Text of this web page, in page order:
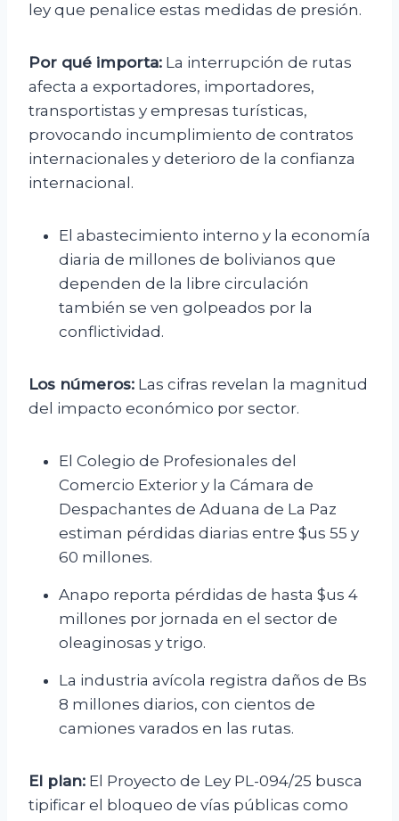
ley que penalice estas medidas de presión.
Por qué importa: La interrupción de rutas
afecta a exportadores, importadores,
transportistas y empresas turísticas,
provocando incumplimiento de contratos
internacionales y deterioro de la confianza
internacional.
El abastecimiento interno y la economía
diaria de millones de bolivianos que
dependen de la libre circulación
también se ven golpeados por la
conflictividad.
Los números: Las cifras revelan la magnitud
del impacto económico por sector.
El Colegio de Profesionales del
Comercio Exterior y la Cámara de
Despachantes de Aduana de La Paz
estiman pérdidas diarias entre $us 55 y
60 millones.
Anapo reporta pérdidas de hasta $us 4
millones por jornada en el sector de
oleaginosas y trigo.
La industria avícola registra daños de Bs
8 millones diarios, con cientos de
camiones varados en las rutas.
El plan: El Proyecto de Ley PL-094/25 busca
tipificar el bloqueo de vías públicas como